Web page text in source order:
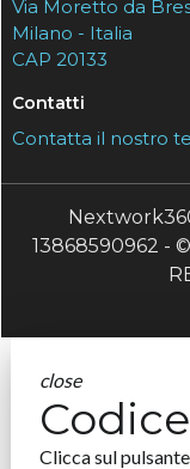
Via Moretto da
Milano - Italia
CAP 20133
Contatti
Contatta il nostro
13868590962 -
close
Clicca sul